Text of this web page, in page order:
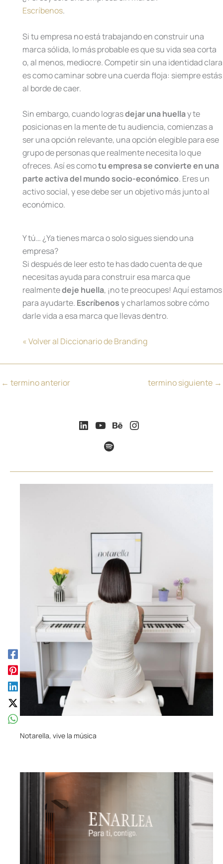
Escríbenos.
Si tu empresa no está trabajando en construir una
marca sólida, lo más probable es que su vida sea corta
o, al menos, mediocre. Competir sin una identidad clara
es como caminar sobre una cuerda floja: siempre estás
al borde de caer.
Sin embargo, cuando lograsdejar una huellay te
posicionas en la mente de tu audiencia, comienzas a
ser una opción relevante, una opción elegible para ese
grupo de personas que realmente necesita lo que
ofreces. Así es comotu empresa se convierte en una
parte activa del mundo socio-económico. Eres un
activo social, y ese debe ser un objetivo más junto al
económico.
Y tú… ¿Ya tienes marca o solo sigues siendo una
empresa?
Si después de leer esto te has dado cuenta de que
necesitas ayuda para construir esa marca que
realmentedeje huella, ¡no te preocupes! Aquí estamos
para ayudarte. Escríbenosy charlamos sobre cómo
darle vida a esa marca que llevas dentro.
« Volver al Diccionario de Branding
← termino anterior termino siguiente →
LinkedIn YouTube Behance
Instagram
Spotify
Notarella, vive la música